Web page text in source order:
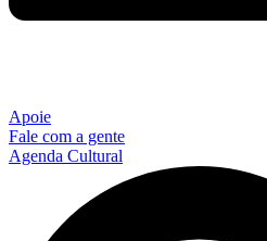
Apoie
Fale com a gente
Agenda Cultural